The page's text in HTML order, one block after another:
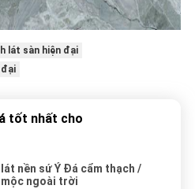
lát sàn hiện đại
đại
tốt nhất cho
lát nền sứ Ý Đá cẩm thạch /
mộc ngoài trời